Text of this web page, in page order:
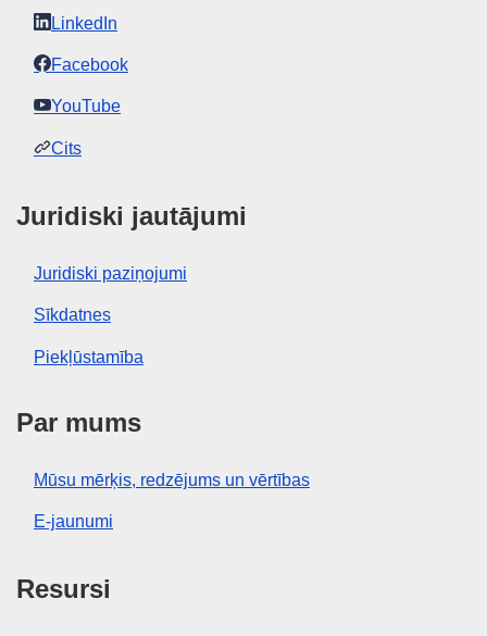
LinkedIn
Facebook
YouTube
Cits
Juridiski jautājumi
Juridiski paziņojumi
Sīkdatnes
Piekļūstamība
Par mums
Mūsu mērķis, redzējums un vērtības
E-jaunumi
Resursi